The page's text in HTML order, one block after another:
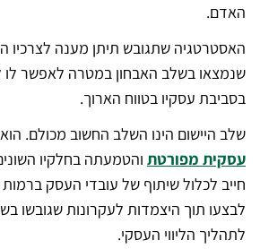
האדם.
האסטרטגיה שתגובש תיתן מענה לצרכיו
שנמצאו בשלב האבחון במטרה לאפשר לו
בסביבת עסקיו בטווח הארוך.
שלב היישום הינו השלב החשוב מכולם.
עסקית מפורטת והטמעתה בחלקיו
חייב לכלול שיתוף של עובדי העסק ברמות
לבצעו תוך היצמדות לעקרונות שגובשו
לתהליך הליווי העסקי.